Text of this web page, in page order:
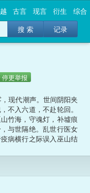
古言 现言 衍生
综合
搜 索
记录
停更举报
现代潮声。世间阴阳夹
不入六道，不赴轮回。
竹海，守魂灯，补墟痕
与世隔绝。乱世行医女
病横行之际误入巫山结
海城文物重逢，两魂跨
古悲憾，以人间苦难为
皆在执念与善意间挣扎
柔、双向救赎。有诗词